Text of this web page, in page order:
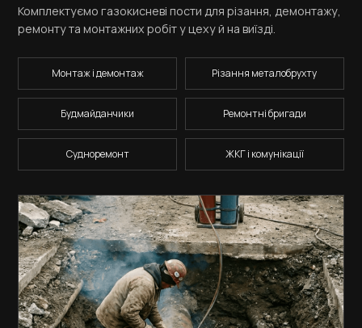
Комплектуємо газокисневі пости для різання, демонтажу,
ремонту та монтажних робіт у цеху й на виїзді.
Монтаж і демонтаж Різання металобрухту
Будмайданчики Ремонтні бригади
Судноремонт ЖКГ і комунікації